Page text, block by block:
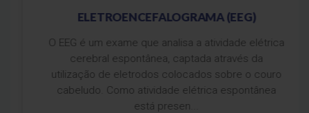
ELETROENCEFALOGRAMA (EEG)
O EEG é um exame que analisa a atividade elétrica
cerebral espontânea, captada através da
utilização de eletrodos colocados sobre o couro
cabeludo. Como atividade elétrica espontânea
está presen...